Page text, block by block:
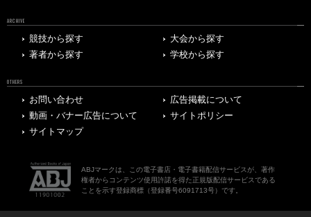
ARCHIVE
競技から探す
大会から探す
著者から探す
学校から探す
OTHERS
お問い合わせ
広告掲載について
動画・バナー広告について
サイトポリシー
サイトマップ
ABJマークは、この電子書店・電子書籍配信サービスが、著作
権者からコンテンツ使用許諾を得た正規版配信サービスである
ことを示す登録商標（登録番号6091713号）です。